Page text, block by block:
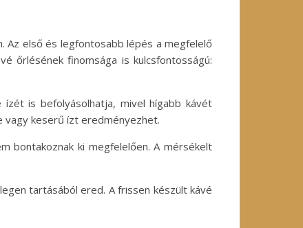
Az első és legfontosabb lépés a megfelelő
őrlésének finomsága is kulcsfontosságú:
is befolyásolhatja, mivel hígabb kávét
keserű ízt eredményezhet.
bontakoznak ki megfelelően. A mérsékelt
tartásából ered. A frissen készült kávé